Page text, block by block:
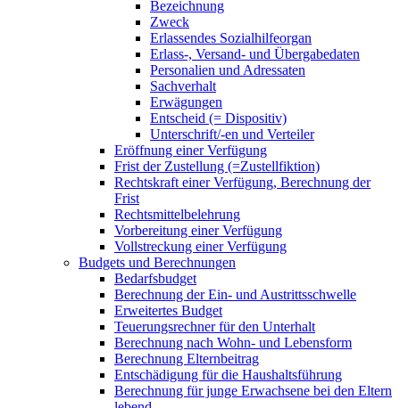
Bezeichnung
Zweck
Erlassendes Sozialhilfeorgan
Erlass-, Versand- und Übergabedaten
Personalien und Adressaten
Sachverhalt
Erwägungen
Entscheid (= Dispositiv)
Unterschrift/-en und Verteiler
Eröffnung einer Verfügung
Frist der Zustellung (=Zustellfiktion)
Rechtskraft einer Verfügung, Berechnung der
Frist
Rechtsmittelbelehrung
Vorbereitung einer Verfügung
Vollstreckung einer Verfügung
Budgets und Berechnungen
Bedarfsbudget
Berechnung der Ein- und Austrittsschwelle
Erweitertes Budget
Teuerungsrechner für den Unterhalt
Berechnung nach Wohn- und Lebensform
Berechnung Elternbeitrag
Entschädigung für die Haushaltsführung
Berechnung für junge Erwachsene bei den Eltern